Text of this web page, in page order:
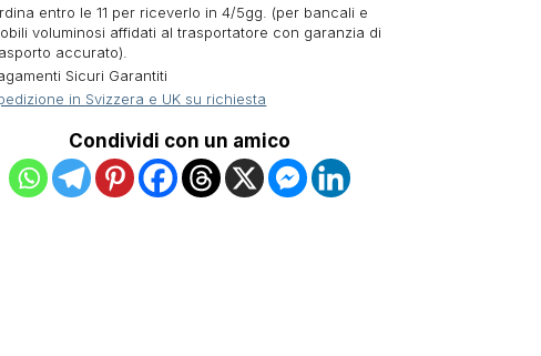
entro le 11 per riceverlo in 4/5gg. (per bancali e
voluminosi affidati al trasportatore con garanzia di
accurato).
Sicuri Garantiti
in Svizzera e UK su richiesta
Condividi con un amico